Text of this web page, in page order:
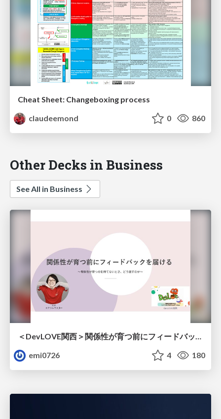
Cheat Sheet: Changeboxing process
claudeemond
0 860
Other Decks in Business
See All in Business
＜DevLOVE関西＞関係性が育つ前にフィードバックを届ける ～関係性が育つのを待てないとき、どう渡すのか～
emi0726
4 180